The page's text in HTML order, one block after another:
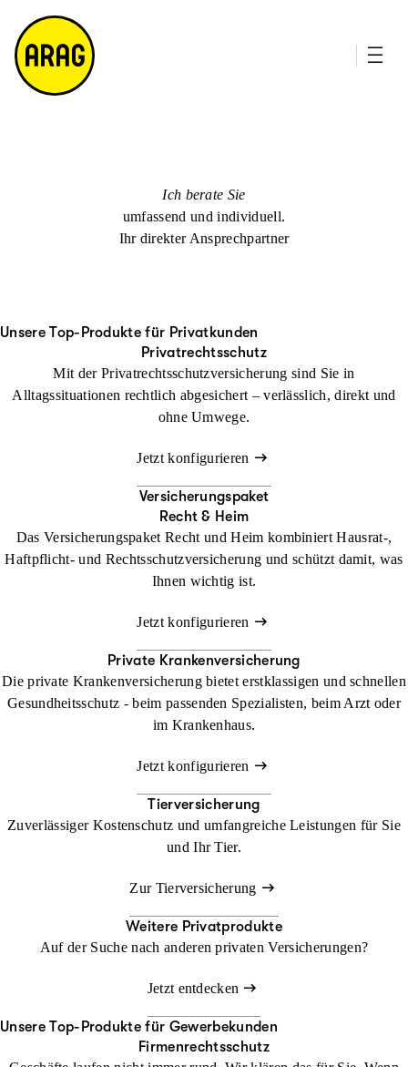
m
a
p
Ich berate Sie
umfassend und individuell.
Ihr direkter Ansprechpartner
Unsere Top-Produkte für Privatkunden
Privatrechtsschutz
Mit der Privatrechtsschutzversicherung sind Sie in
Alltagssituationen rechtlich abgesichert – verlässlich, direkt und
ohne Umwege.
Jetzt konfigurieren
Versicherungspaket
Recht & Heim
Das Versicherungspaket Recht und Heim kombiniert Hausrat-,
Haftpflicht- und Rechtsschutzversicherung und schützt damit, was
Ihnen wichtig ist.
Jetzt konfigurieren
Private Krankenversicherung
Die private Krankenversicherung bietet erstklassigen und schnellen
Gesundheitsschutz - beim passenden Spezialisten, beim Arzt oder
im Krankenhaus.
Jetzt konfigurieren
Tierversicherung
Zuverlässiger Kostenschutz und umfangreiche Leistungen für Sie
und Ihr Tier.
Zur Tierversicherung
Weitere Privatprodukte
Auf der Suche nach anderen privaten Versicherungen?
Jetzt entdecken
Unsere Top-Produkte für Gewerbekunden
Firmenrechtsschutz